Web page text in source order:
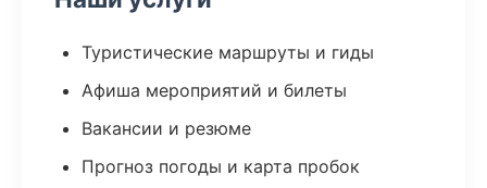
Туристические маршруты и гиды
Афиша мероприятий и билеты
Вакансии и резюме
Прогноз погоды и карта пробок